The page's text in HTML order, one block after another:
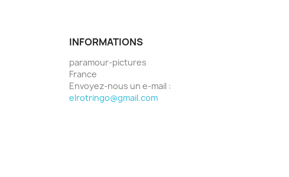
INFORMATIONS
paramour-pictures
France
Envoyez-nous un e-mail :
elrotringo@gmail.com